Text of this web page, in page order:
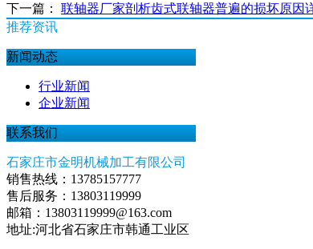
下一篇： 联轴器厂家剖析齿式联轴器普遍的损坏原因
推荐资讯
新闻动态
行业新闻
企业新闻
联系我们
石家庄市金明机械加工有限公司
销售热线：13785157777
售后服务：13803119999
邮箱：13803119999@163.com
地址:河北省石家庄市韩通工业区